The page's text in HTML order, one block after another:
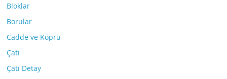
Bloklar
Borular
Cadde ve Köprü
Çatı
Çatı Detay